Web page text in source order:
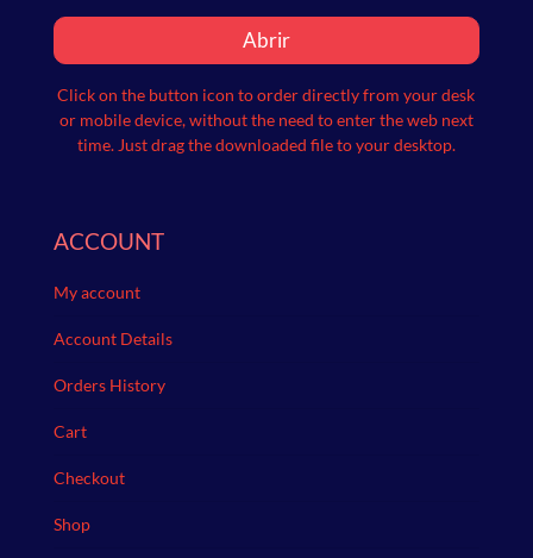
Abrir
Click on the button icon to order directly from your desk
or mobile device, without the need to enter the web next
time.Just drag the downloaded file to your desktop.
ACCOUNT
My account
Account Details
Orders History
Cart
Checkout
Shop